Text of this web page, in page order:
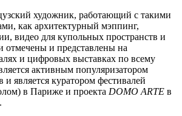
художник, работающий с такими
как архитектурный мэппинг,
видео для купольных пространств и
отмечены и представлены на
и цифровых выставках по всему
активным популяризатором
является куратором фестивалей
в Париже и проекта DOMO ARTE в